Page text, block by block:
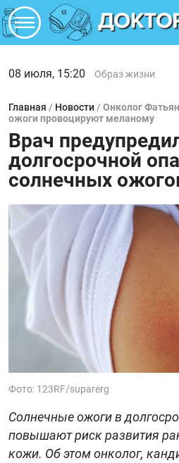
08 июля, 15:20 Образ жизни
Главная / Новости / Онколог
ожоги провоцируют меланому
Врач
долгосрочной
солнечных
Фото: 123RF/suparerg
Солнечные ожоги в
повышают риск развития
кожи. Об этом онколог,